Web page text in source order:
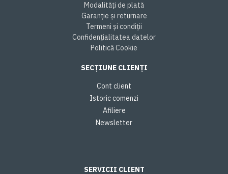
Modalități de plată
Garanție și returnare
Termeni și condiții
Confidențialitatea datelor
Politică Cookie
SECȚIUNE CLIENȚI
Cont client
Istoric comenzi
Afiliere
Newsletter
SERVICII CLIENT